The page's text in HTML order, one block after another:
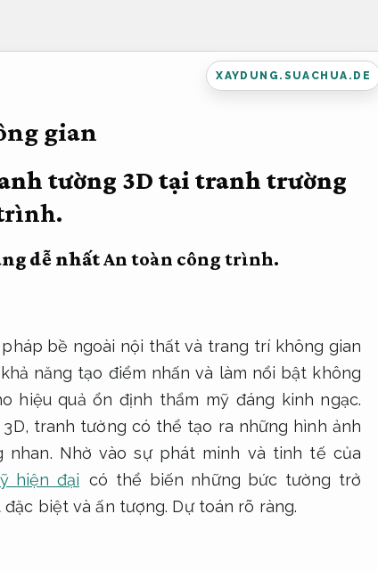
XAYDUNG.SUACHUA.DE
gian
tường 3D tại tranh trường
dễ nhấtAn toàn công trình.
bề ngoài nội thất và trang trí không gian
năng tạo điểm nhấn và làm nổi bật không
hiệu quả ổn định thẩm mỹ đáng kinh ngạc.
tranh tường có thể tạo ra những hình ảnh
nhan. Nhờ vào sự phát minh và tinh tế của
hiện đại có thể biến những bức tường trở
biệt và ấn tượng. Dự toán rõ ràng.